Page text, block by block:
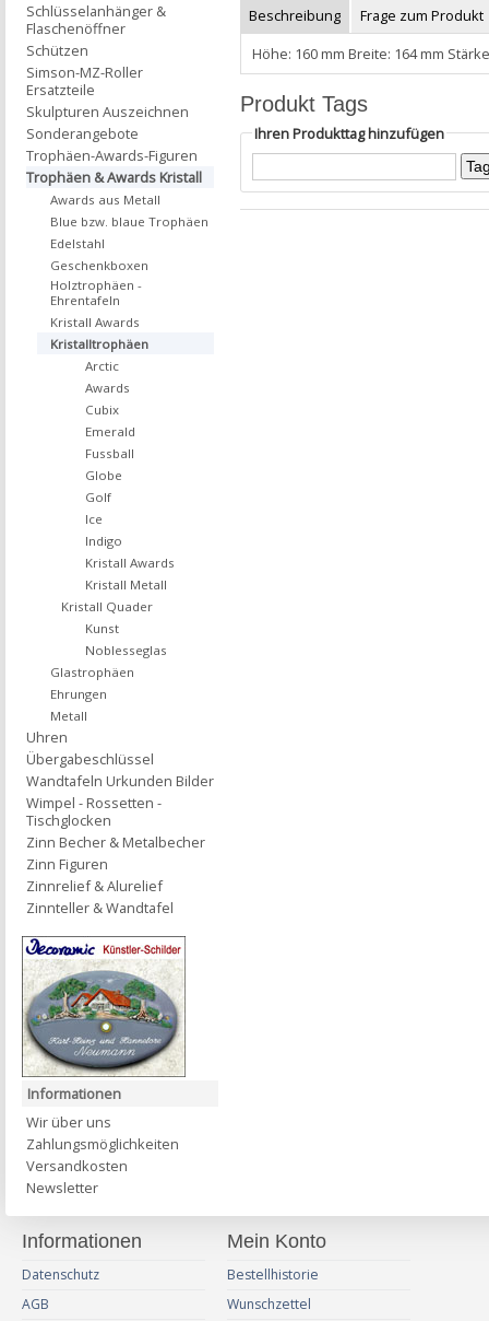
Beschreibung
Frage zum Produkt
Höhe: 160 mm Breite: 164 mm
Produkt Tags
Ihren Produkttag hinzufügen
Schlüsselanhänger &
Flaschenöffner
Schützen
Simson-MZ-Roller
Ersatzteile
Skulpturen Auszeichnen
Sonderangebote
Trophäen-Awards-Figuren
Trophäen & Awards Kristall
Awards aus Metall
Blue bzw. blaue Trophäen
Edelstahl
Geschenkboxen
Holztrophäen -
Ehrentafeln
Kristall Awards
Kristalltrophäen
Arctic
Awards
Cubix
Emerald
Fussball
Globe
Golf
Ice
Indigo
Kristall Awards
Kristall Metall
Kristall Quader
Kunst
Noblesseglas
Glastrophäen
Ehrungen
Metall
Uhren
Übergabeschlüssel
Wandtafeln Urkunden Bilder
Wimpel - Rossetten -
Tischglocken
Zinn Becher & Metalbecher
Zinn Figuren
Zinnrelief & Alurelief
Zinnteller & Wandtafel
Informationen
Wir über uns
Zahlungsmöglichkeiten
Versandkosten
Newsletter
Informationen
Datenschutz
AGB
Mein Konto
Bestellhistorie
Wunschzettel